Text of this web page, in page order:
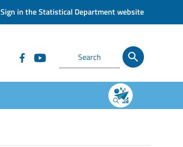
Sign in the Statistical Department website